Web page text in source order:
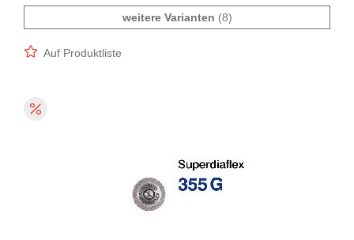
weitere Varianten (8)
Auf Produktliste